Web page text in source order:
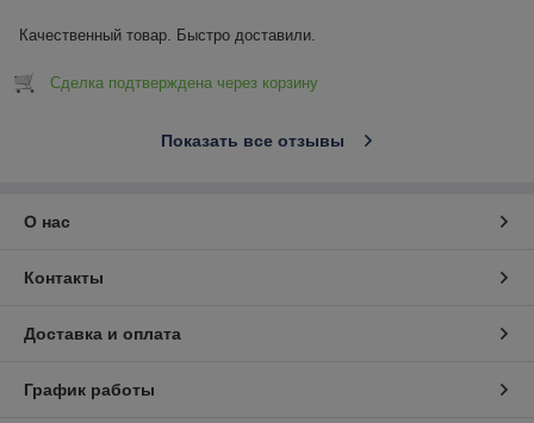
Качественный товар. Быстро доставили.
Сделка подтверждена через корзину
Показать все отзывы
О нас
Контакты
Доставка и оплата
График работы